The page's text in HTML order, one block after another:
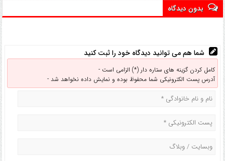
بدون دیدگاه
شما هم می توانید دیدگاه خود را ثبت کنید
کامل کردن گزینه های ستاره دار (*) الزامی است -
آدرس پست الکترونیکی شما محفوظ بوده و نمایش داده نخواهد شد -